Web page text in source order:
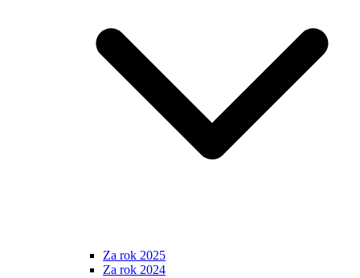
Za rok 2025
Za rok 2024